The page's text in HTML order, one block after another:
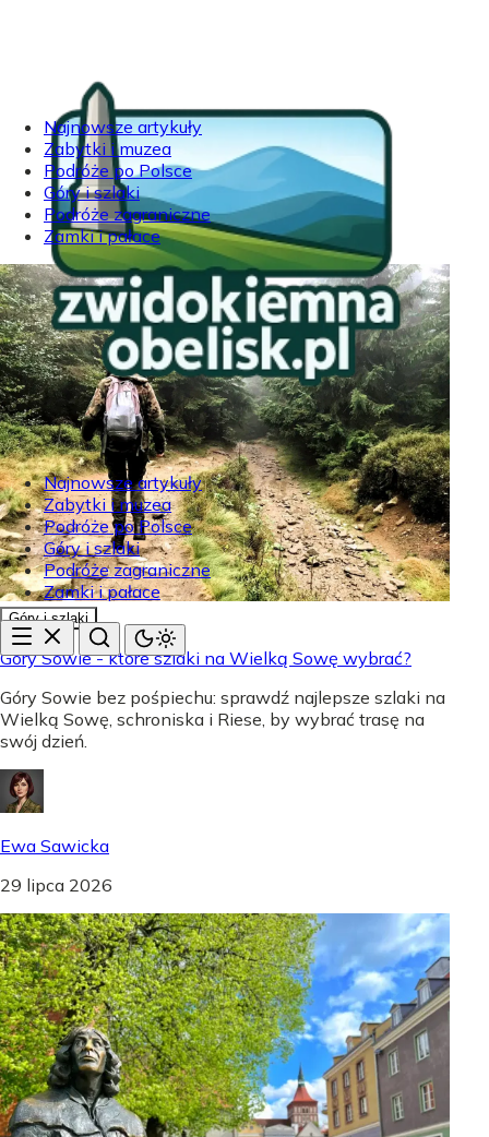
Najnowsze artykuły
Zabytki i muzea
Podróże po Polsce
Góry i szlaki
Podróże zagraniczne
Zamki i pałace
Najnowsze artykuły
Zabytki i muzea
Podróże po Polsce
Góry i szlaki
Podróże zagraniczne
Zamki i pałace
Góry i szlaki
Góry Sowie - które szlaki na Wielką Sowę wybrać?
Góry Sowie bez pośpiechu: sprawdź najlepsze szlaki na
Wielką Sowę, schroniska i Riese, by wybrać trasę na
swój dzień.
Ewa Sawicka
29 lipca 2026